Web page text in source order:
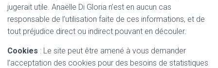
jugerait utile. Anaëlle Di Gloria n’est en aucun cas
responsable de l’utilisation faite de ces informations, et de
tout préjudice direct ou indirect pouvant en découler.
Cookies : Le site peut être amené à vous demander
l’acceptation des cookies pour des besoins de statistiques